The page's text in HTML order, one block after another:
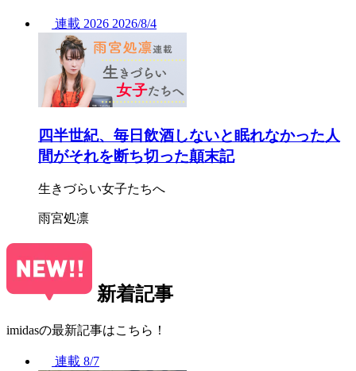
連載 2026 2026/8/4
四半世紀、毎日飲酒しないと眠れなかった人
間がそれを断ち切った顛末記
生きづらい女子たちへ
雨宮処凛
新着記事
imidasの最新記事はこちら！
連載 8/7